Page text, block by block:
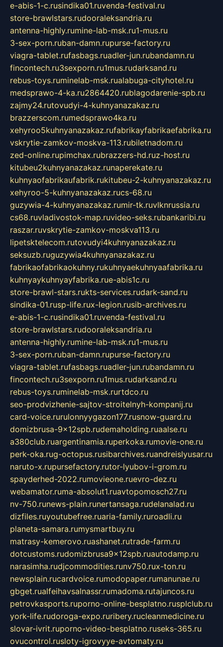
e-abis-1-c.rusindika01.ruvenda-festival.ru
store-brawlstars.rudooraleksandria.ru
antenna-highly.rumine-lab-msk.ru1-mus.ru
3-sex-porn.ruban-damn.rupurse-factory.ru
viagra-tablet.rufasbags.ruadler-jun.rubandamn.ru
fincontech.ru3sexporn.ru1mus.rudarksand.ru
rebus-toys.ruminelab-msk.rualabuga-cityhotel.ru
medsprawo-4-ka.ru2864420.rublagodarenie-spb.ru
zajmy24.rutovudyi-4-kuhnyanazakaz.ru
brazzerscom.rumedsprawo4ka.ru
xehyroo5kuhnyanazakaz.rufabrikayfabrikaefabrika.ru
vskrytie-zamkov-moskva-113.rubiletnadom.ru
zed-online.rupimchax.rubrazzers-hd.ruz-host.ru
kitubeu2kuhnyanazakaz.runaperekate.ru
kuhnyaofabrikaufabrik.rukitubeu-2-kuhnyanazakaz.ru
xehyroo-5-kuhnyanazakaz.rucs-68.ru
guzywia-4-kuhnyanazakaz.rumir-tk.ruvlknrussia.ru
cs68.ruvladivostok-map.ruvideo-seks.rubankaribi.ru
raszar.ruvskrytie-zamkov-moskva113.ru
lipetsktelecom.rutovudyi4kuhnyanazakaz.ru
seksuzb.ruguzywia4kuhnyanazakaz.ru
fabrikaofabrikaokuhny.rukuhnyaekuhnyaafabrika.ru
kuhnyaykuhnyayfabrika.rue-abis1c.ru
store-brawl-stars.rukts-services.rudark-sand.ru
sindika-01.rusp-life.rux-legion.rusib-archives.ru
e-abis-1-c.rusindika01.ruvenda-festival.ru
store-brawlstars.rudooraleksandria.ru
antenna-highly.rumine-lab-msk.ru1-mus.ru
3-sex-porn.ruban-damn.rupurse-factory.ru
viagra-tablet.rufasbags.ruadler-jun.rubandamn.ru
fincontech.ru3sexporn.ru1mus.rudarksand.ru
rebus-toys.ruminelab-msk.rurtdco.ru
seo-prodvizhenie-sajtov-stroitelnyh-kompanij.ru
card-voice.rurulonnyygazon177.rusnow-guard.ru
domizbrusa-9x12spb.rudemaholding.ruaalse.ru
a380club.ruargentinamia.ruperkoka.rumovie-one.ru
perk-oka.rug-octopus.rusibarchives.ruandreislyusar.ru
naruto-x.rupursefactory.rutor-lyubov-i-grom.ru
spayderhed-2022.rumovieone.ruevro-dez.ru
webamator.ruma-absolut1.ruavtopomosch27.ru
nv-750.runews-plain.runertansaga.rudelanalad.ru
dizfiles.ruyoutubefree.ruaria-family.ruroadli.ru
planeta-samara.rumysmartbuy.ru
matrasy-kemerovo.ruashanet.rutrade-farm.ru
dotcustoms.rudomizbrusa9x12spb.ruautodamp.ru
narasimha.rudjcommodities.runv750.rux-ton.ru
newsplain.rucardvoice.rumodopaper.rumanunae.ru
gbget.rualfeihavsalnassr.rumadoma.rutajuncos.ru
petrovkasports.ruporno-online-besplatno.rusplclub.ru
york-life.rudoroga-expo.ruribery.rucleanmedicine.ru
slovar-ivrit.ruporno-video-besplatno.ruseks-365.ru
ovucontrol.rusloty-igrovyye-avtomaty.ru